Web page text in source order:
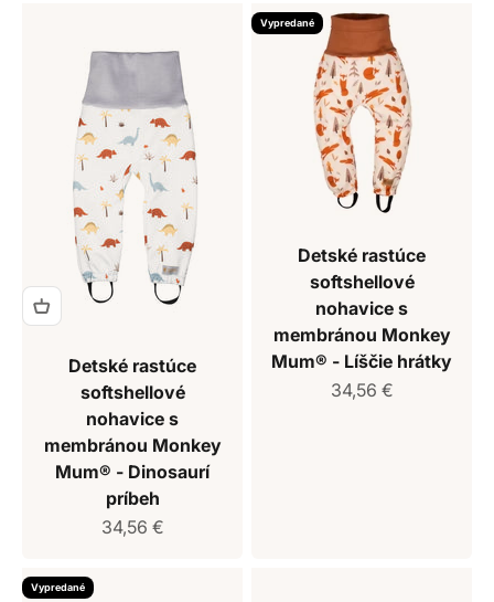
Detské rastúce
softshellové
nohavice s
membránou Monkey
Mum® - Dinosaurí
príbeh
Predajná cena
34,56 €
Vypredané
Detské rastúce
softshellové
nohavice s
membránou Monkey
Mum® - Líščie hrátky
Predajná cena
34,56 €
Vypredané